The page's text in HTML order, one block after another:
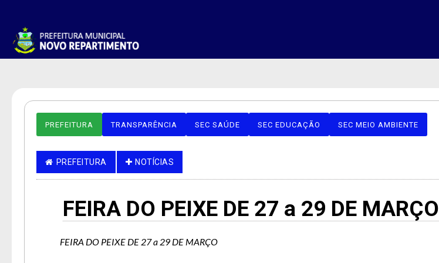
PREFEITURA TRANSPARÊNCIA SEC SAÚDE SEC EDUCAÇÃO SEC MEIO AMBIENTE
PREFEITURA NOTÍCIAS
FEIRA DO PEIXE DE 27 a 29 DE MARÇO
FEIRA DO PEIXE DE 27 a 29 DE MARÇO